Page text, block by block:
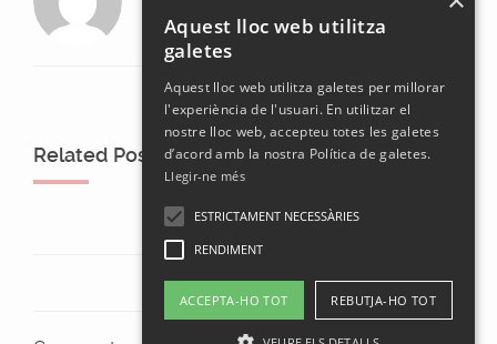
Related Posts
Aquest lloc web utilitza
galetes
Aquest lloc web utilitza galetes per millorar
l'experiència de l'usuari. En utilitzar el
nostre lloc web, accepteu totes les galetes
d’acord amb la nostra Política de galetes.
Llegir-ne més
ESTRICTAMENT NECESSÀRIES
RENDIMENT
ACCEPTA-HO TOT REBUTJA-HO TOT